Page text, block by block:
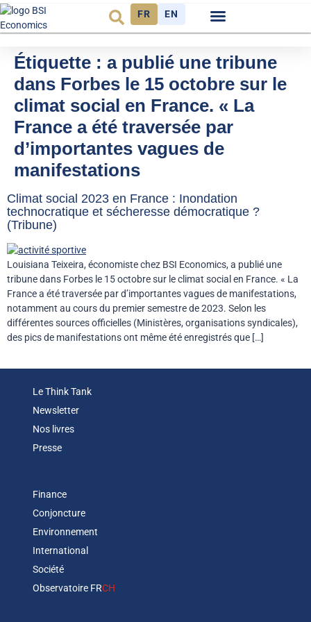
FR EN
Étiquette : a publié une tribune
dans Forbes le 15 octobre sur le
climat social en France. « La
France a été traversée par
d’importantes vagues de
manifestations
Climat social 2023 en France : Inondation
technocratique et sécheresse démocratique ?
(Tribune)
Louisiana Teixeira, économiste chez BSI Economics, a publié une
tribune dans Forbes le 15 octobre sur le climat social en France. « La
France a été traversée par d’importantes vagues de manifestations,
notamment au cours du premier semestre de 2023. Selon les
différentes sources officielles (Ministères, organisations syndicales),
des pics de manifestations ont même été enregistrés que […]
Le Think Tank
Newsletter
Nos livres
Presse
Finance
Conjoncture
Environnement
International
Société
Observatoire FRCH